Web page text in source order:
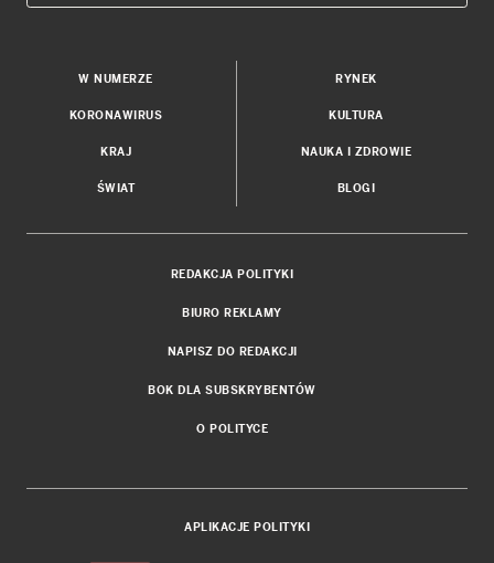
W NUMERZE
KORONAWIRUS
KRAJ
ŚWIAT
RYNEK
KULTURA
NAUKA I ZDROWIE
BLOGI
REDAKCJA POLITYKI
BIURO REKLAMY
NAPISZ DO REDAKCJI
BOK DLA SUBSKRYBENTÓW
O POLITYCE
APLIKACJE POLITYKI